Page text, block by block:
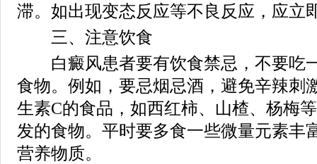
滞。如出现变态反应等不良反应，应立
三、注意饮食
白癜风患者要有饮食禁忌，不要吃
食物。例如，要忌烟忌酒，避免辛辣刺
生素C的食品，如西红柿、山楂、杨梅
发的食物。平时要多食一些微量元素丰
营养物质。